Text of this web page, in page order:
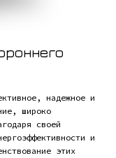
надежное и
широко
своей
и
этих